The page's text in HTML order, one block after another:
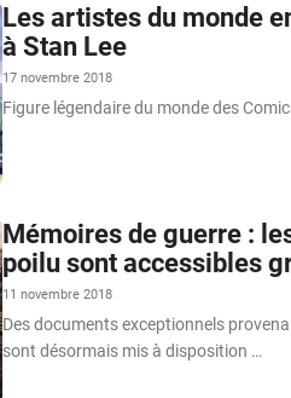
Les artistes du monde
à Stan Lee
17 novembre 2018
Figure légendaire du monde des
Mémoires de guerre :
poilu sont accessibles
11 novembre 2018
Des documents exceptionnels
sont désormais mis à disposition …